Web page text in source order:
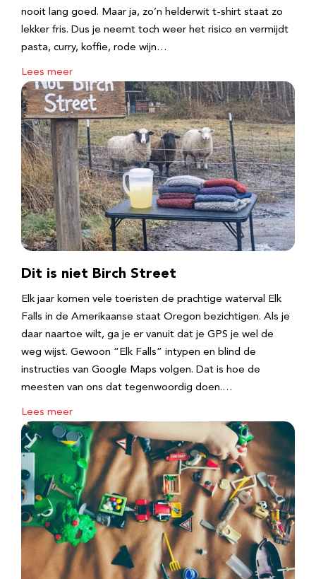
nooit lang goed. Maar ja, zo’n helderwit t-shirt staat zo
lekker fris. Dus je neemt toch weer het risico en vermijdt
pasta, curry, koffie, rode wijn…
Lees meer
Dit is niet Birch Street
Elk jaar komen vele toeristen de prachtige waterval Elk
Falls in de Amerikaanse staat Oregon bezichtigen. Als je
daar naartoe wilt, ga je er vanuit dat je GPS je wel de
weg wijst. Gewoon “Elk Falls” intypen en blind de
instructies van Google Maps volgen. Dat is hoe de
meesten van ons dat tegenwoordig doen.…
Lees meer